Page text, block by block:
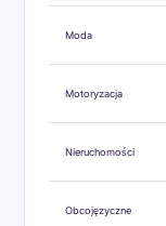
Moda
Motoryzacja
Nieruchomości
Obcojęzyczne